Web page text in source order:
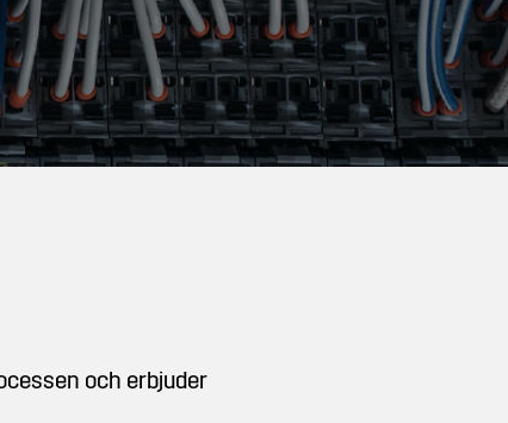
och erbjuder